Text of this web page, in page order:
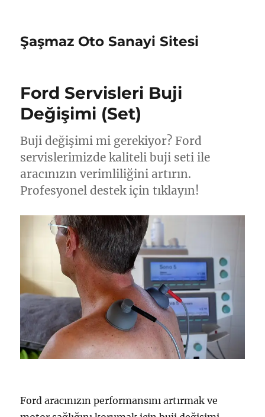
Şaşmaz Oto Sanayi Sitesi
Ford Servisleri Buji
Değişimi (Set)
Buji değişimi mi gerekiyor? Ford
servislerimizde kaliteli buji seti ile
aracınızın verimliliğini artırın.
Profesyonel destek için tıklayın!
Ford aracınızın performansını artırmak ve